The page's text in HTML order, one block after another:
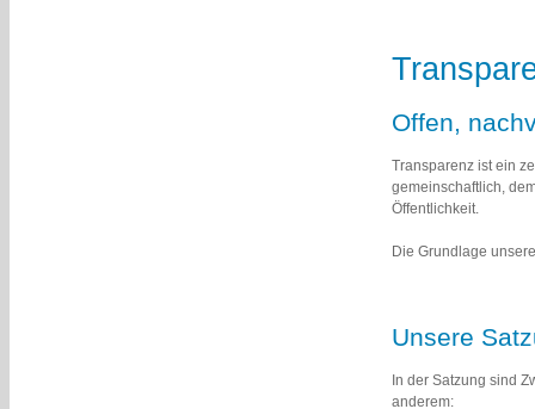
Offen,
Transparenz ist ein
gemeinschaftlich,
Öffentlichkeit.
Die Grundlage
Unsere
In der Satzung sind
anderem: